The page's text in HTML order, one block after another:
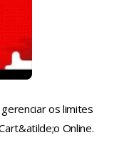
os limites
Online.